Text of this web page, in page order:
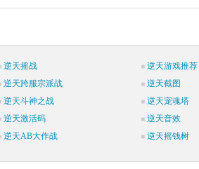
逆天摇战
逆天游戏推荐
逆天跨服宗派战
逆天截图
逆天斗神之战
逆天宠魂塔
逆天激活码
逆天音效
逆天AB大作战 逆天摇钱树